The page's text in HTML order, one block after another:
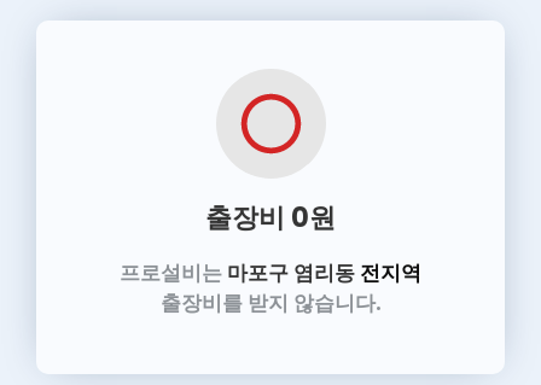
출장비 0원
프로설비는 마포구 염리동 전지역
출장비를 받지 않습니다.